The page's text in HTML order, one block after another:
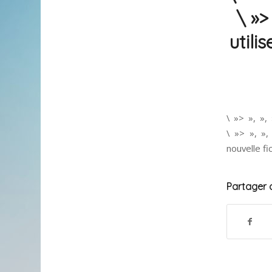
\ »>
\ »> », »,
\ »> », »,
nouvelle
Partager